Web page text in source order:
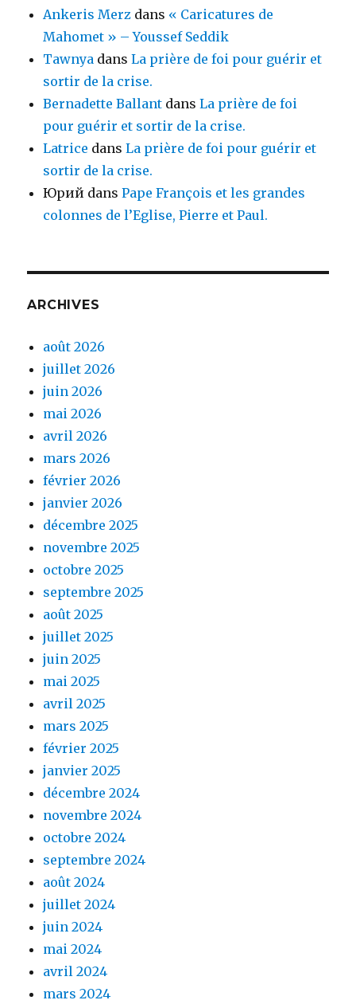
Ankeris Merz dans « Caricatures de
Mahomet » – Youssef Seddik
Tawnya dansLa prière de foi pour guérir et
sortir de la crise.
Bernadette Ballant dansLa prière de foi
pour guérir et sortir de la crise.
Latrice dansLa prière de foi pour guérir et
sortir de la crise.
Юрий dansPape François et les grandes
colonnes de l’Eglise, Pierre et Paul.
ARCHIVES
août 2026
juillet 2026
juin 2026
mai 2026
avril 2026
mars 2026
février 2026
janvier 2026
décembre 2025
novembre 2025
octobre 2025
septembre 2025
août 2025
juillet 2025
juin 2025
mai 2025
avril 2025
mars 2025
février 2025
janvier 2025
décembre 2024
novembre 2024
octobre 2024
septembre 2024
août 2024
juillet 2024
juin 2024
mai 2024
avril 2024
mars 2024